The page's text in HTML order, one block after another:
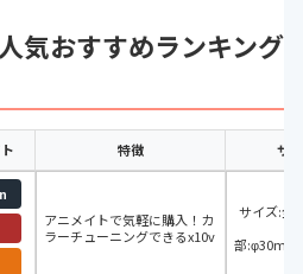
気おすすめランキング
特徴 サ
アニメイトで気軽に購入！カ
ラーチューニングできるx10v
サイズ:全
部